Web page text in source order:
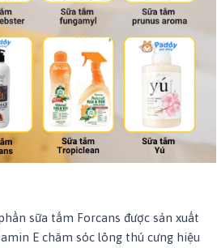
sữa tắm Forcans được sản xuất
E chăm sóc lông thú cưng hiệu